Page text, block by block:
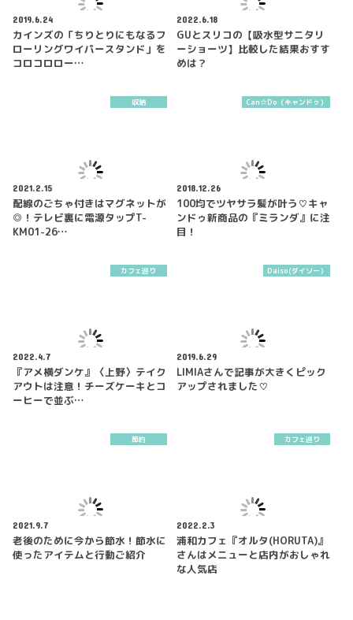
2019.6.24
カインズの「ちりとりにもなるフ
ローリングワイパースタンド」を
コロコロロー…
2022.6.18
GUとスリコの【吸水型サニタリ
ーショーツ】比較した結果おすす
めは？
収納
2021.2.15
配線のごちゃ付きはマグネットが
◎！テレビ裏に電源タップT-
KM01-26…
Can☆Do（キャンドゥ）
2018.12.26
100均でツヤサラ髪が叶う♡キャ
ンドゥ新商品の『ミランダ』に注
目！
カフェ巡り
2022.4.7
『アメ横ダンケ』〈上野〉テイク
アウトは注意！チーズケーキとコ
ーヒーで並ぶ…
Daiso(ダイソー）
2019.6.29
LIMIAさんで記事が大きくピック
アップされました♡
節約
2021.9.7
老後のために今から節水！節水に
使ったアイテムと行動ご紹介
カフェ巡り
2022.2.3
浦和カフェ『オルタ(HORUTA)』
さんはメニューと店内がおしゃれ
な人気店